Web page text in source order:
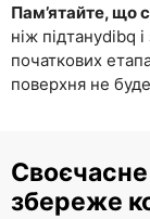
Пам’ятайте, що
ніж підтануdibq
початкових
поверхня не
збереже